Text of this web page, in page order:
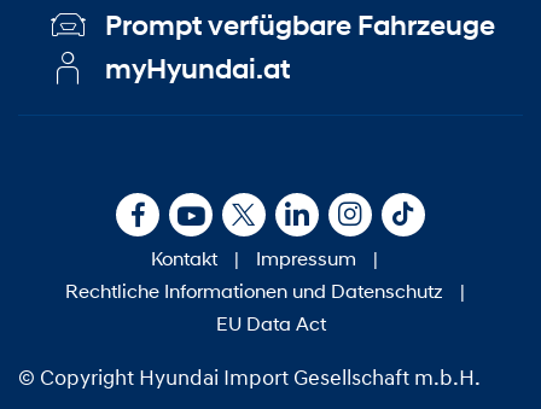
Prompt verfügbare Fahrzeuge
myHyundai.at
Kontakt | Impressum
|
Rechtliche Informationen und Datenschutz
|
EU Data Act
© Copyright Hyundai Import Gesellschaft m.b.H.